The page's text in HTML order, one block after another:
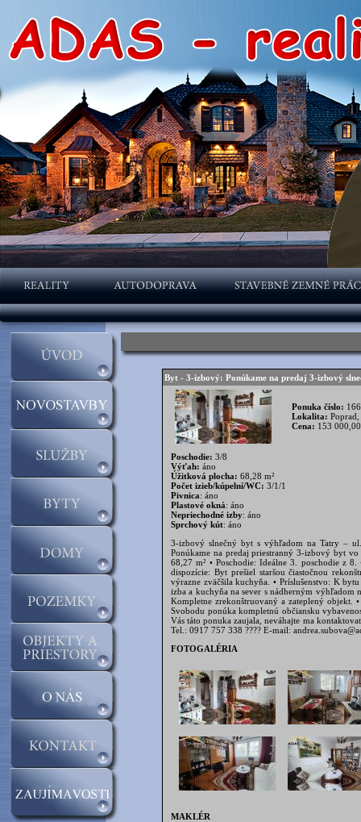
Byt - 3-izbový: Ponúkame na predaj 3-izbový
Ponuka číslo:
Lokalita:
Cena: 153
Poschodie: 3/8
Výťah: áno
Úžitková plocha: 68,28 m²
Počet izieb/kúpelní/WC: 3/1/1
Pivnica: áno
Plastové okná: áno
Nepriechodné izby: áno
Sprchový kút: áno
3-izbový slnečný byt s výhľadom na Tatry –
Ponúkame na predaj priestranný 3-izbový byt
68,27 m² • Poschodie: Ideálne 3. poschodie z
dispozície: Byt prešiel staršou čiastočnou
výrazne zväčšila kuchyňa. • Príslušenstvo: K
izba a kuchyňa na sever s nádherným výhľadom
Kompletne zrekonštruovaný a zateplený
Svobodu ponúka kompletnú občiansku
Vás táto ponuka zaujala, neváhajte ma
Tel.: 0917 757 338 ???? E-mail:
FOTOGALÉRIA
MAKLÉR